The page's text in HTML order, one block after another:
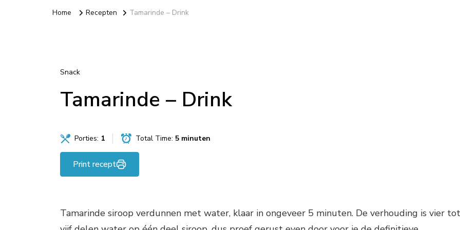
Home Recepten Tamarinde – Drink
Snack
Tamarinde – Drink
Porties: 1 Total Time: 5 minuten
Print recept
Tamarinde siroop verdunnen met water, klaar in ongeveer 5 minuten. De verhouding is vier tot